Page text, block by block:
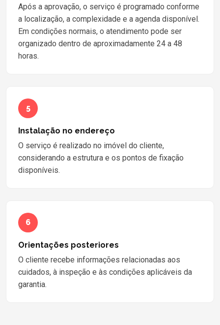
Após a aprovação, o serviço é programado conforme
a localização, a complexidade e a agenda disponível.
Em condições normais, o atendimento pode ser
organizado dentro de aproximadamente 24 a 48
horas.
5
Instalação no endereço
O serviço é realizado no imóvel do cliente,
considerando a estrutura e os pontos de fixação
disponíveis.
6
Orientações posteriores
O cliente recebe informações relacionadas aos
cuidados, à inspeção e às condições aplicáveis da
garantia.